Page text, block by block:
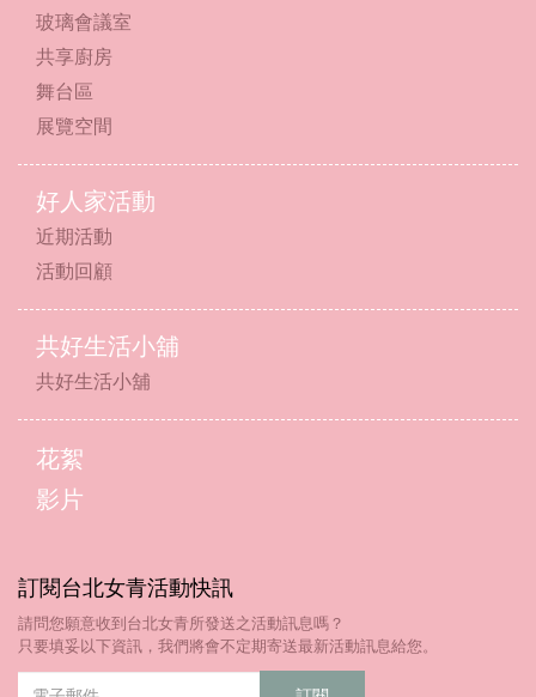
玻璃會議室
共享廚房
舞台區
展覽空間
好人家活動
近期活動
活動回顧
共好生活小舖
共好生活小舖
花絮
影片
訂閱台北女青活動快訊
請問您願意收到台北女青所發送之活動訊息嗎？
只要填妥以下資訊，我們將會不定期寄送最新活動訊息給您。